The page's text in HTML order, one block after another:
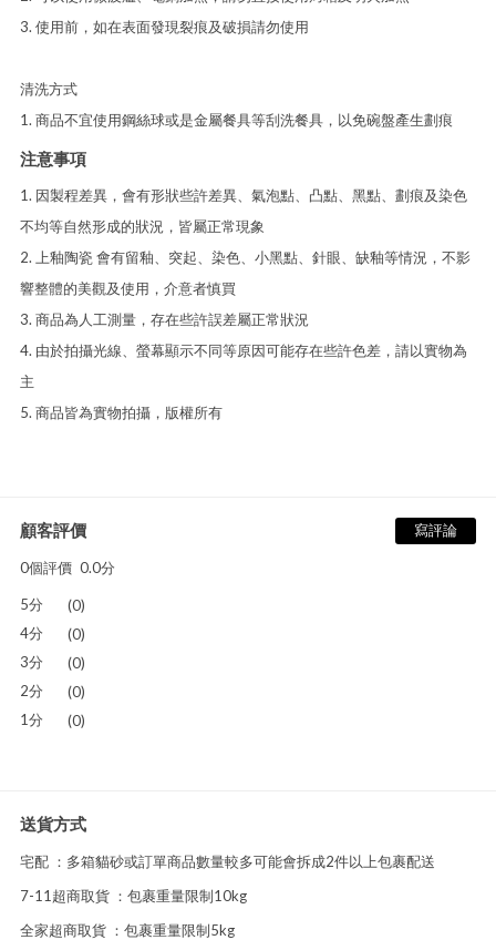
3. 使用前，如在表面發現裂痕及破損請勿使用
清洗方式
1. 商品不宜使用鋼絲球或是金屬餐具等刮洗餐具，以免碗盤產生劃痕
注意事項
1. 因製程差異，會有形狀些許差異、氣泡點、凸點、黑點、劃痕及染色
不均等自然形成的狀況，皆屬正常現象
2. 上釉陶瓷 會有留釉、突起、染色、小黑點、針眼、缺釉等情況，不影
響整體的美觀及使用，介意者慎買
3. 商品為人工測量，存在些許誤差屬正常狀況
4. 由於拍攝光線、螢幕顯示不同等原因可能存在些許色差，請以實物為
主
5. 商品皆為實物拍攝，版權所有
顧客評價
0個評價 0.0分
寫評論
5分
(0)
4分
(0)
3分
(0)
2分
(0)
1分
(0)
送貨方式
宅配 ：多箱貓砂或訂單商品數量較多可能會拆成2件以上包裹配送
7-11超商取貨 ：包裹重量限制10kg
全家超商取貨 ：包裹重量限制5kg